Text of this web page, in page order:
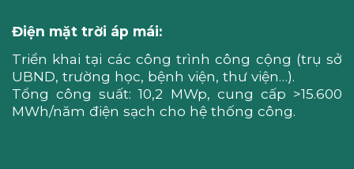
Điện mặt trời áp mái:
Triển khai tại các công trình công cộng (trụ sở
UBND, trường học, bệnh viện, thư viện…).
Tổng công suất: 10,2 MWp, cung cấp >15.600
MWh/năm điện sạch cho hệ thống công.